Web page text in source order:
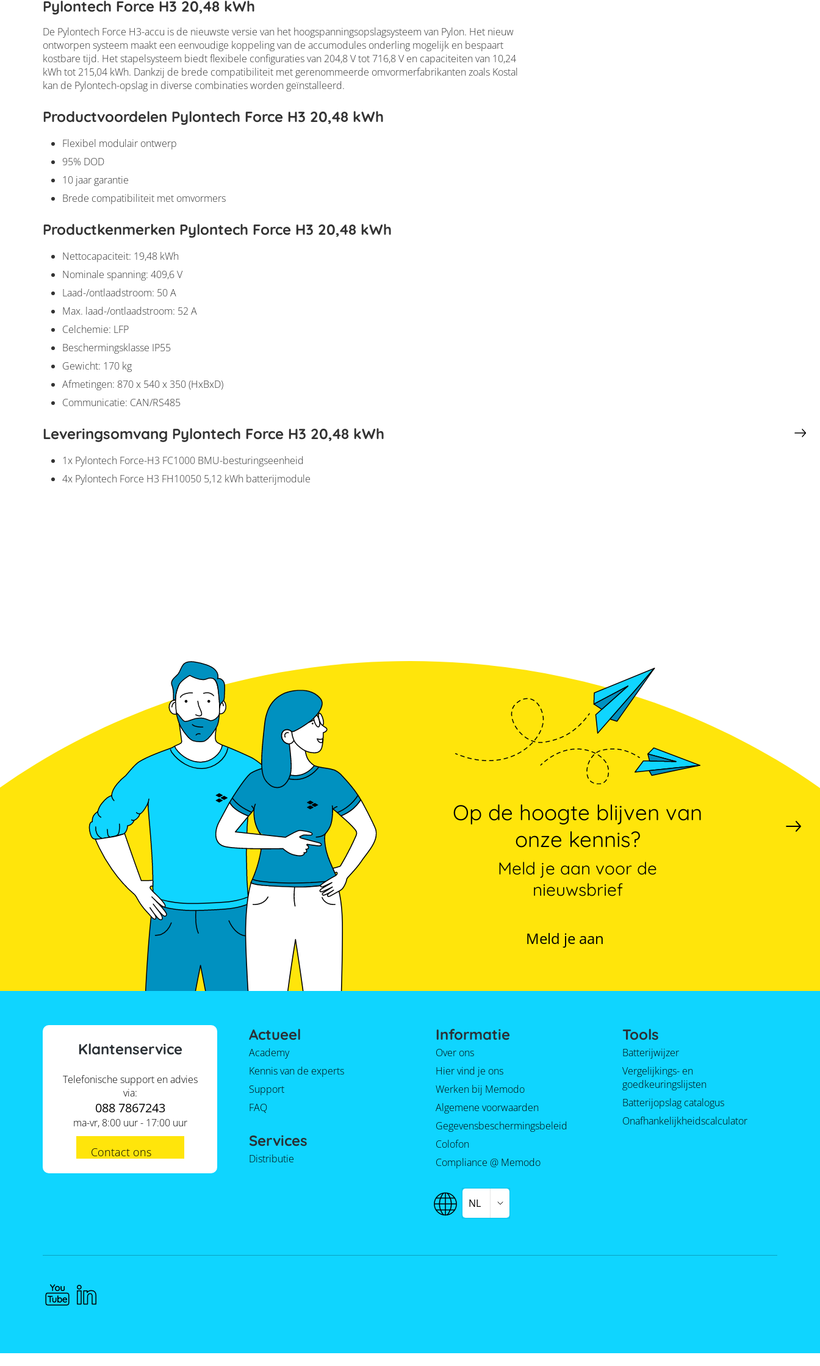
Pylontech Force H3 20,48 kWh
Pylontech Force H3 20,48 kWh
De Pylontech Force H3-accu is de nieuwste versie van het hoogspanningsopslagsysteem van Pylon. Het nieuw
ontworpen systeem maakt een eenvoudige koppeling van de accumodules onderling mogelijk en bespaart
kostbare tijd. Het stapelsysteem biedt flexibele configuraties van 204,8 V tot 716,8 V en capaciteiten van 10,24
kWh tot 215,04 kWh. Dankzij de brede compatibiliteit met gerenommeerde omvormerfabrikanten zoals Kostal
kan de Pylontech-opslag in diverse combinaties worden geïnstalleerd.
Productvoordelen Pylontech Force H3 20,48 kWh
Flexibel modulair ontwerp
95% DOD
10 jaar garantie
Brede compatibiliteit met omvormers
Productkenmerken Pylontech Force H3 20,48 kWh
Nettocapaciteit: 19,48 kWh
Nominale spanning: 409,6 V
Laad-/ontlaadstroom: 50 A
Max. laad-/ontlaadstroom: 52 A
Celchemie: LFP
Beschermingsklasse IP55
Gewicht: 170 kg
Afmetingen: 870 x 540 x 350 (HxBxD)
Communicatie: CAN/RS485
Leveringsomvang Pylontech Force H3 20,48 kWh
1x Pylontech Force-H3 FC1000 BMU-besturingseenheid
4x Pylontech Force H3 FH10050 5,12 kWh batterijmodule
Op de hoogte blijven van
onze kennis?
Meld je aan voor de
nieuwsbrief
Meld je aan
Klantenservice
Telefonische support en advies
via:
088 7867243
ma-vr, 8:00 uur - 17:00 uur
Contact ons
Actueel
Academy
Kennis van de experts
Support
FAQ
Services
Distributie
Informatie
Over ons
Hier vind je ons
Werken bij Memodo
Algemene voorwaarden
Gegevensbeschermingsbeleid
Colofon
Compliance @ Memodo
Tools
Batterijwijzer
Vergelijkings- en
goedkeuringslijsten
Batterijopslag catalogus
Onafhankelijkheidscalculator
NL